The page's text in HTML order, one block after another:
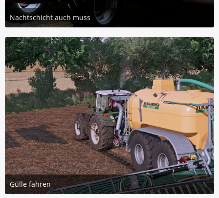
Nachtschicht auch muss
20. April 2026 um 21:51
2
Gülle fahren
14. April 2026 um 21:12